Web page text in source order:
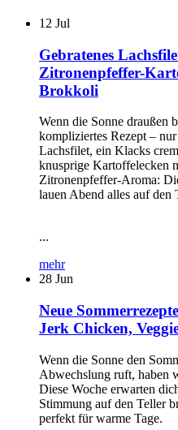
12 Jul
Gebratenes
Zitronenpfeffer-
Brokkoli
Wenn die Sonne draußen
kompliziertes Rezept –
Lachsfilet, ein Klacks
knusprige Kartoffelecken
Zitronenpfeffer-Aroma:
lauen Abend alles auf den
...
mehr
28 Jun
Neue
Jerk Chicken,
Wenn die Sonne den
Abwechslung ruft, haben
Diese Woche erwarten
Stimmung auf den Teller
perfekt für warme Tage.